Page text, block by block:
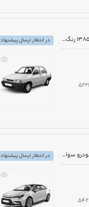
مزایده دولتی خودرو پراید مدل 1385 رنگ نقره ای
در انتظار ارسال پیشنهاد
مزایده دولتی تعداد 6 دستگاه خودرو سواری تویوتا کرولا PIONEER هیبرید 1800cc مدل 2023
در انتظار ارسال پیشنهاد